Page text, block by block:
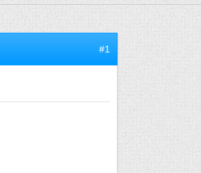
#1